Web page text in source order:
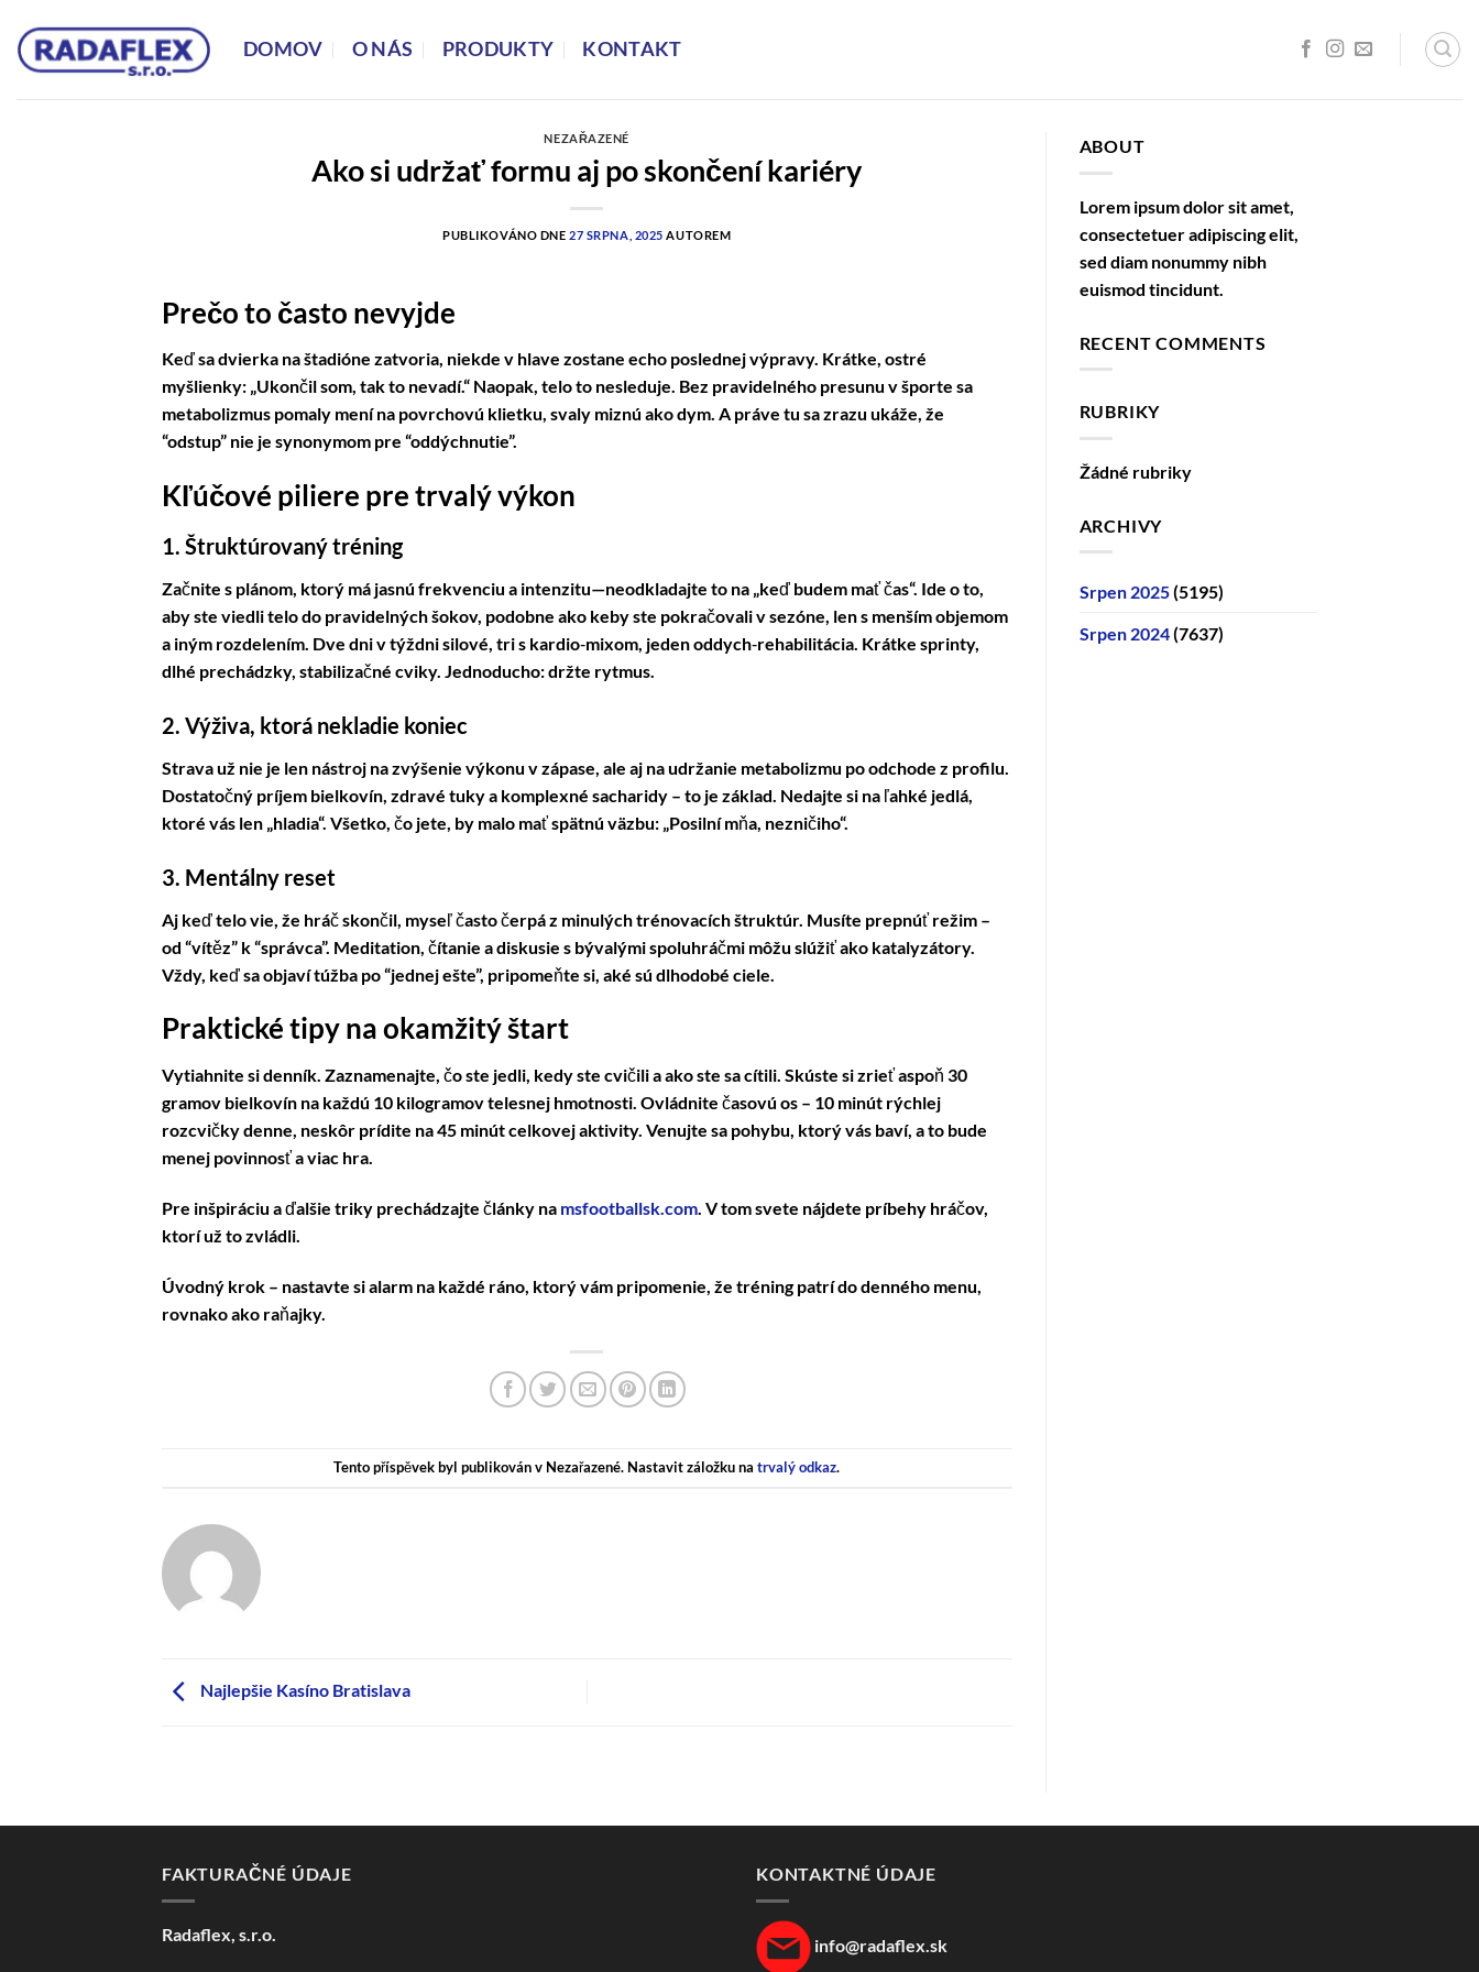
obsah
DOMOV O NÁS PRODUKTY KONTAKT
NEZAŘAZENÉ
Ako si udržať formu aj po skončení kariéry
PUBLIKOVÁNO DNE27 SRPNA, 2025 AUTOREM
Prečo to často nevyjde
Keď sa dvierka na štadióne zatvoria, niekde v hlave zostane echo poslednej výpravy. Krátke, ostré
myšlienky: „Ukončil som, tak to nevadí.“ Naopak, telo to nesleduje. Bez pravidelného presunu v športe sa
metabolizmus pomaly mení na povrchovú klietku, svaly miznú ako dym. A práve tu sa zrazu ukáže, že
“odstup” nie je synonymom pre “oddýchnutie”.
Kľúčové piliere pre trvalý výkon
1. Štruktúrovaný tréning
Začnite s plánom, ktorý má jasnú frekvenciu a intenzitu—neodkladajte to na „keď budem mať čas“. Ide o to,
aby ste viedli telo do pravidelných šokov, podobne ako keby ste pokračovali v sezóne, len s menším objemom
a iným rozdelením. Dve dni v týždni silové, tri s kardio‑mixom, jeden oddych‑rehabilitácia. Krátke sprinty,
dlhé prechádzky, stabilizačné cviky. Jednoducho: držte rytmus.
2. Výživa, ktorá nekladie koniec
Strava už nie je len nástroj na zvýšenie výkonu v zápase, ale aj na udržanie metabolizmu po odchode z profilu.
Dostatočný príjem bielkovín, zdravé tuky a komplexné sacharidy – to je základ. Nedajte si na ľahké jedlá,
ktoré vás len „hladia“. Všetko, čo jete, by malo mať spätnú väzbu: „Posilní mňa, nezničiho“.
3. Mentálny reset
Aj keď telo vie, že hráč skončil, myseľ často čerpá z minulých trénovacích štruktúr. Musíte prepnúť režim –
od “vítěz” k “správca”. Meditation, čítanie a diskusie s bývalými spoluhráčmi môžu slúžiť ako katalyzátory.
Vždy, keď sa objaví túžba po “jednej ešte”, pripomeňte si, aké sú dlhodobé ciele.
Praktické tipy na okamžitý štart
Vytiahnite si denník. Zaznamenajte, čo ste jedli, kedy ste cvičili a ako ste sa cítili. Skúste si zrieť aspoň 30
gramov bielkovín na každú 10 kilogramov telesnej hmotnosti. Ovládnite časovú os – 10 minút rýchlej
rozcvičky denne, neskôr prídite na 45 minút celkovej aktivity. Venujte sa pohybu, ktorý vás baví, a to bude
menej povinnosť a viac hra.
Pre inšpiráciu a ďalšie triky prechádzajte články na msfootballsk.com. V tom svete nájdete príbehy hráčov,
ktorí už to zvládli.
Úvodný krok – nastavte si alarm na každé ráno, ktorý vám pripomenie, že tréning patrí do denného menu,
rovnako ako raňajky.
Tento příspěvek byl publikován v Nezařazené. Nastavit záložku natrvalý odkaz.
Najlepšie Kasíno Bratislava
ABOUT
Lorem ipsum dolor sit amet,
consectetuer adipiscing elit,
sed diam nonummy nibh
euismod tincidunt.
RECENT COMMENTS
RUBRIKY
Žádné rubriky
ARCHIVY
Srpen 2025(5195)
Srpen 2024(7637)
FAKTURAČNÉ ÚDAJE
Radaflex, s.r.o.
KONTAKTNÉ ÚDAJE
info@radaflex.sk